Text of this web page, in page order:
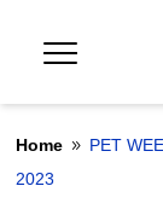
Home 9 PET
2023